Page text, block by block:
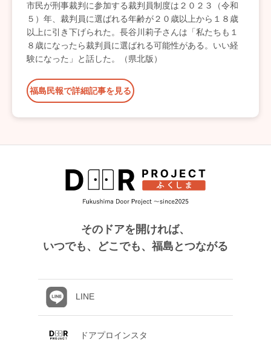
市民が刑事裁判に参加する裁判員制度は２０２３（令和
５）年、裁判員に選ばれる年齢が２０歳以上から１８歳
以上に引き下げられた。長谷川莉子さんは「私たちも１
８歳になったら裁判員に選ばれる可能性がある。いい経
験になった」と話した。（県北版）
福島民報で詳細記事を見る
そのドアを開ければ、
いつでも、どこでも、福島とつながる
LINE
ドアプロインスタ